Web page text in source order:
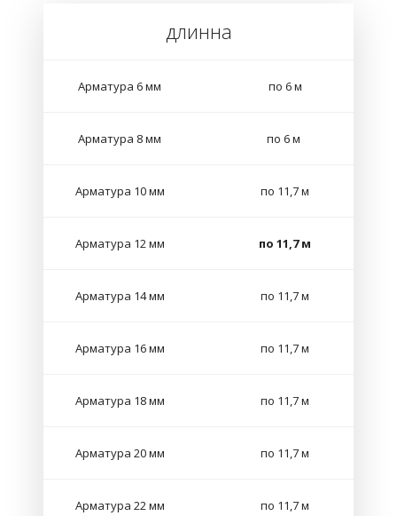
длинна
Арматура 6 мм по 6 м
Арматура 8 мм по 6 м
Арматура 10 мм по 11,7 м
Арматура 12 мм по 11,7 м
Арматура 14 мм по 11,7 м
Арматура 16 мм по 11,7 м
Арматура 18 мм по 11,7 м
Арматура 20 мм по 11,7 м
Арматура 22 мм по 11,7 м